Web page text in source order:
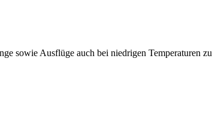
sowie Ausflüge auch bei niedrigen Temperaturen zu